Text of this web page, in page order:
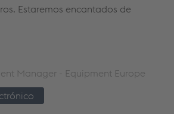
Estaremos encantados de
Manager - Equipment Europe